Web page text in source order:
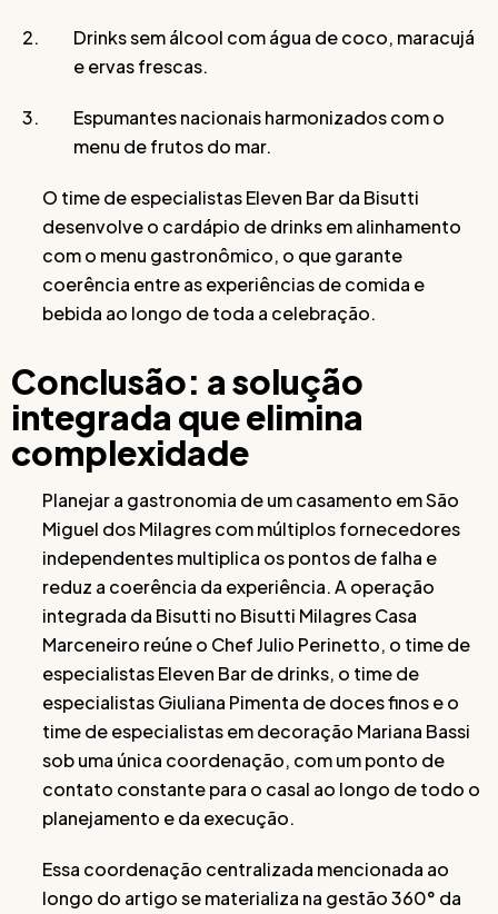
Drinks sem álcool com água de coco, maracujá
e ervas frescas.
Espumantes nacionais harmonizados com o
menu de frutos do mar.
O time de especialistas Eleven Bar da Bisutti
desenvolve o cardápio de drinks em alinhamento
com o menu gastronômico, o que garante
coerência entre as experiências de comida e
bebida ao longo de toda a celebração.
Conclusão: a solução
integrada que elimina
complexidade
Planejar a gastronomia de um casamento em São
Miguel dos Milagres com múltiplos fornecedores
independentes multiplica os pontos de falha e
reduz a coerência da experiência. A operação
integrada da Bisutti no Bisutti Milagres Casa
Marceneiro reúne o Chef Julio Perinetto, o time de
especialistas Eleven Bar de drinks, o time de
especialistas Giuliana Pimenta de doces finos e o
time de especialistas em decoração Mariana Bassi
sob uma única coordenação, com um ponto de
contato constante para o casal ao longo de todo o
planejamento e da execução.
Essa coordenação centralizada mencionada ao
longo do artigo se materializa na gestão 360° da